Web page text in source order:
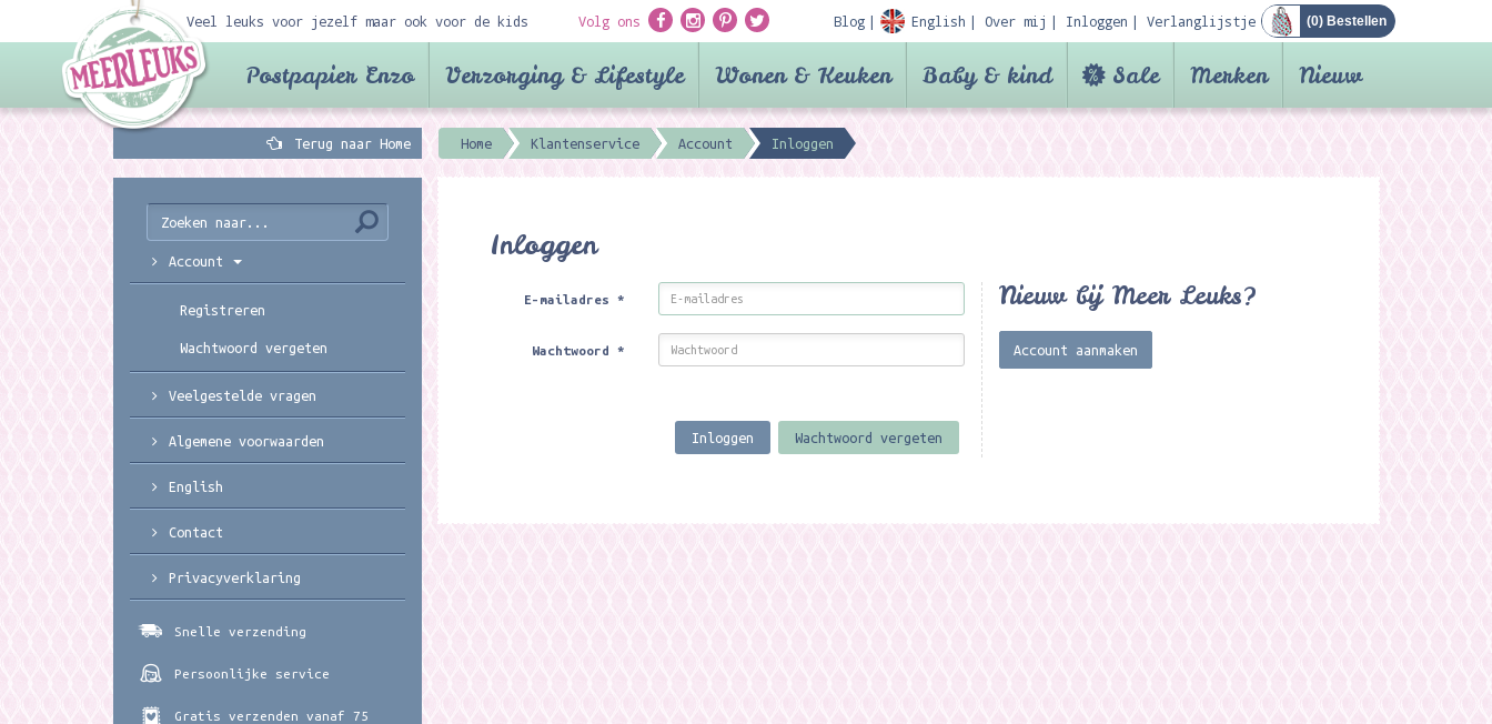
Veel leuks voor jezelf maar ook voor de kids Volg ons Blog English Over mij Inloggen Verlanglijstje (0) Bestellen
Postpapier Enzo Verzorging & Lifestyle Wonen & Keuken Baby & kind Sale Merken Nieuw
Terug naar Home Home Klantenservice Account Inloggen
Inloggen
E-mailadres*
Wachtwoord*
Inloggen Wachtwoord vergeten
Nieuw bij Meer Leuks?
Account aanmaken
Account
Registreren
Wachtwoord vergeten
Veelgestelde vragen
Algemene voorwaarden
English
Contact
Privacyverklaring
Snelle verzending
Persoonlijke service
Gratis verzenden vanaf 75